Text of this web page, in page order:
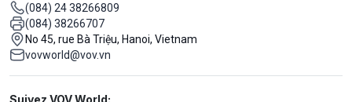
(084) 24 38266809
(084) 38266707
No 45, rue Bà Triệu, Hanoi, Vietnam
vovworld@vov.vn
Suivez VOV World: